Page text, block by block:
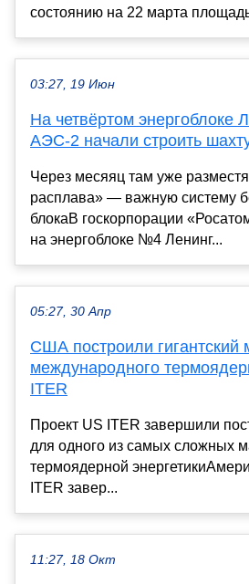
состоянию на 22 марта
03:27, 19 Июн
На четвёртом энергоблоке
АЭС-2 начали строить
Через месяяц там уже
расплава» — важную систему
блокаВ госкорпорации
на энергоблоке №4 Ленинг...
05:27, 30 Апр
США построили гигантский
международного
ITER
Проект US ITER завершили
для одного из самых сложных
термоядерной
ITER завер...
11:27, 18 Окт